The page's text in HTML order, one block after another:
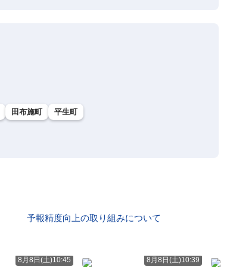
田布施町 平生町
予報精度向上の取り組みについて
8月8日(土)10:45 8月8日(土)10:39